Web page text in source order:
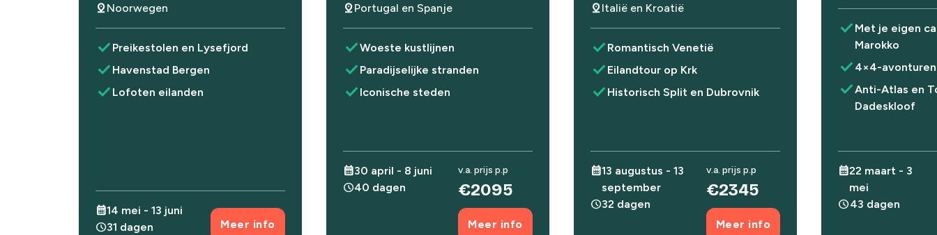
pin_dropNoorwegen
check Preikestolen en Lysefjord
check Havenstad Bergen
check Lofoten eilanden
calendar_month14 mei - 13 juni
schedule31 dagen Meer info
pin_dropPortugal en Spanje
checkWoeste kustlijnen
check Paradijselijke stranden
check Iconische steden
calendar_month30 april - 8 juni
schedule40 dagen
v.a. prijs p.p
€2095
Meer info
pin_dropItalië en Kroatië
check Romantisch Venetië
check Eilandtour op Krk
check Historisch Split en Dubrovnik
calendar_month13 augustus - 13
september
schedule32 dagen
v.a. prijs p.p
€2345
Meer info
check Met je eigen
Marokko
check 4×4-
checkAnti-Atlas en
Dadeskloof
calendar_month22 maart - 3
mei
schedule43 dagen